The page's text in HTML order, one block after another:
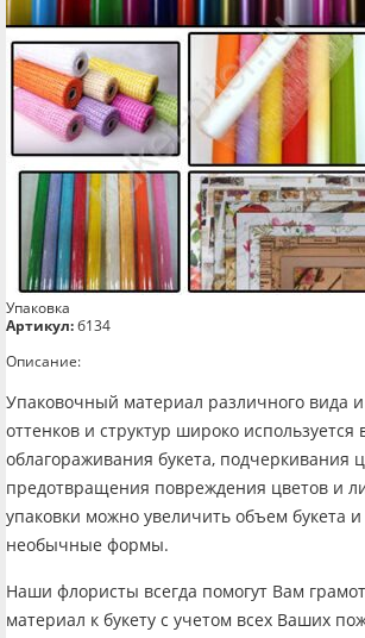
Упаковка
Артикул:б134
Описание:
Упаковочный материал различного вида
оттенков и структур широко используется
облагораживания букета, подчеркивания
предотвращения повреждения цветов и
упаковки можно увеличить объем букета
необычные формы.
Наши флористы всегда помогут Вам
материал к букету с учетом всех Ваших